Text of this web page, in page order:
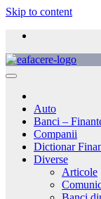
Skip to content
Auto
Banci –
Companii
Dictionar
Diverse
Articole